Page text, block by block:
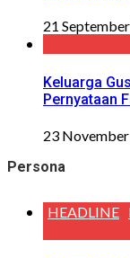
21
Keluarga
Pernyataan
23
Persona
HEADLINE